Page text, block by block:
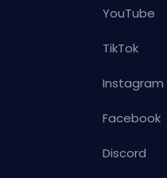
YouTube
TikTok
Instagram
Facebook
Discord